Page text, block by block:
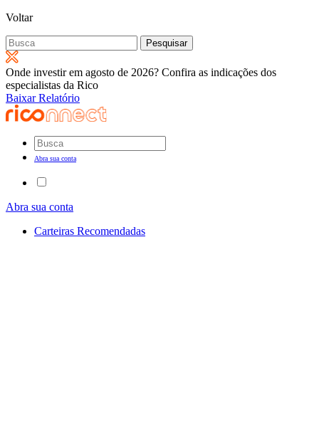
Voltar
Pesquisar
por:
Onde investir em agosto de 2026? Confira as indicações dos
especialistas da Rico
Baixar Relatório
Abra sua conta
Abra sua conta
Carteiras Recomendadas